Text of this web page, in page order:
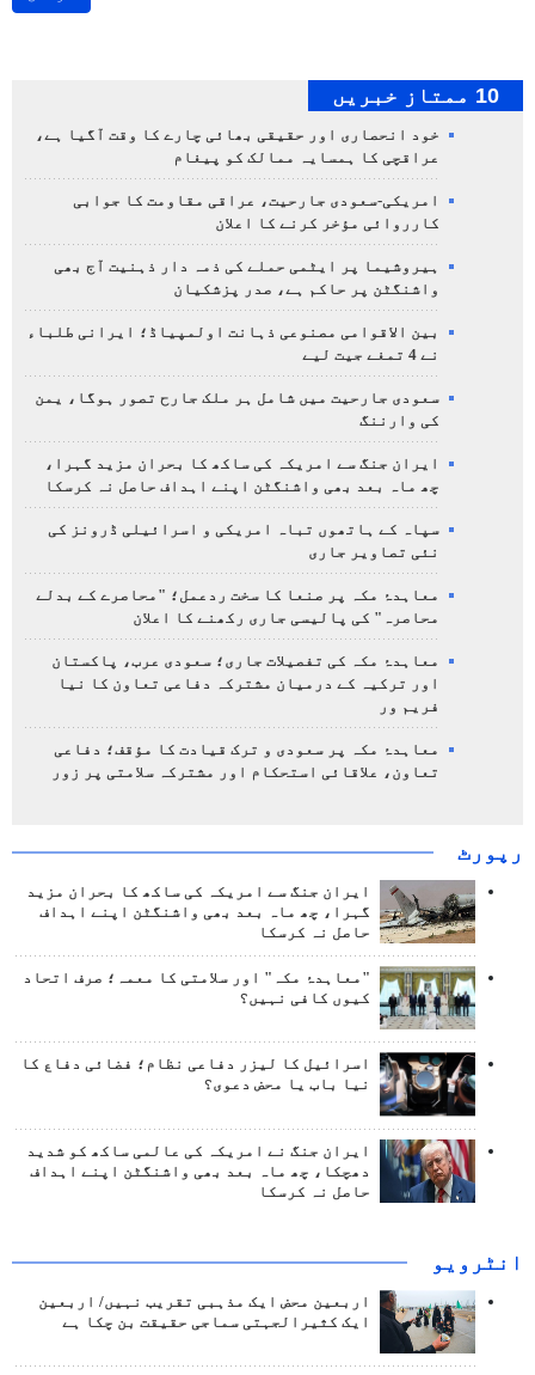
10 ممتاز خبریں
خود انحصاری اور حقیقی بھائی چارے کا وقت آگیا ہے،
عراقچی کا ہمسایہ ممالک کو پیغام
امریکی-سعودی جارحیت، عراقی مقاومت کا جوابی
کارروائی مؤخر کرنے کا اعلان
ہیروشیما پر ایٹمی حملے کی ذمہ دار ذہنیت آج بھی
واشنگٹن پر حاکم ہے، صدر پزشکیان
بین الاقوامی مصنوعی ذہانت اولمپیاڈ؛ ایرانی طلباء
نے 4 تمغے جیت لیے
سعودی جارحیت میں شامل ہر ملک جارح تصور ہوگا، یمن
کی وارننگ
ایران جنگ سے امریکہ کی ساکھ کا بحران مزید گہرا،
چھ ماہ بعد بھی واشنگٹن اپنے اہداف حاصل نہ کرسکا
سپاہ کے ہاتھوں تباہ امریکی و اسرائیلی ڈرونز کی
نئی تصاویر جاری
معاہدۂ مکہ پر صنعا کا سخت ردعمل؛ "محاصرے کے بدلے
محاصرہ" کی پالیسی جاری رکھنے کا اعلان
معاہدۂ مکہ کی تفصیلات جاری؛ سعودی عرب، پاکستان
اور ترکیہ کے درمیان مشترکہ دفاعی تعاون کا نیا
فریم ور
معاہدۂ مکہ پر سعودی و ترک قیادت کا مؤقف؛ دفاعی
تعاون، علاقائی استحکام اور مشترکہ سلامتی پر زور
رپورٹ
ایران جنگ سے امریکہ کی ساکھ کا بحران مزید
گہرا، چھ ماہ بعد بھی واشنگٹن اپنے اہداف
حاصل نہ کرسکا
"معاہدۂ مکہ" اور سلامتی کا معمہ؛ صرف اتحاد
کیوں کافی نہیں؟
اسرائیل کا لیزر دفاعی نظام؛ فضائی دفاع کا
نیا باب یا محض دعوی؟
ایران جنگ نے امریکہ کی عالمی ساکھ کو شدید
دھچکا، چھ ماہ بعد بھی واشنگٹن اپنے اہداف
حاصل نہ کرسکا
انٹرويو
اربعین محض ایک مذہبی تقریب نہیں/ اربعین
ایک کثیرالجہتی سماجی حقیقت بن چکا ہے